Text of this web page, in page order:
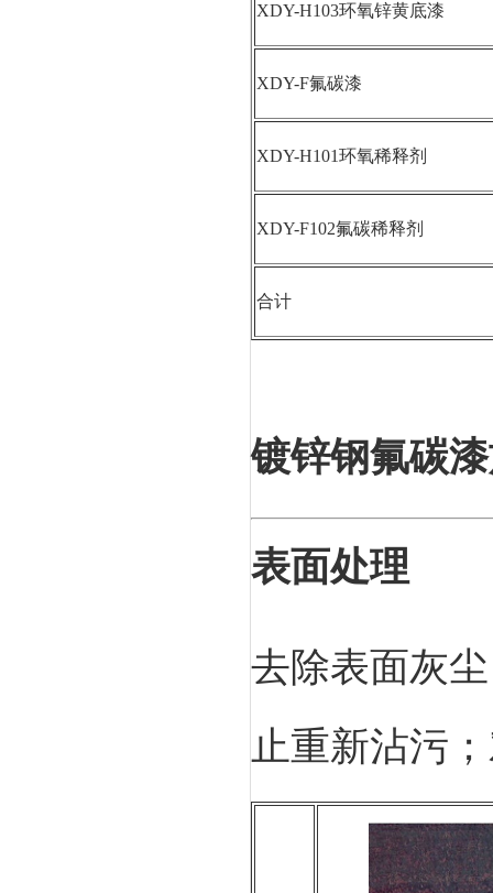
XDY-H103环氧锌黄底漆
XDY-F氟碳漆
XDY-H101环氧稀释剂
XDY-F102氟碳稀释剂
合计
镀锌钢氟碳
表面处理
去除表面灰
止重新沾污